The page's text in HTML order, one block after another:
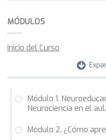
MÓDULOS
Inicio del Curso
Módulo 1.
Neurociencia en el
Módulo 2. ¿Cómo